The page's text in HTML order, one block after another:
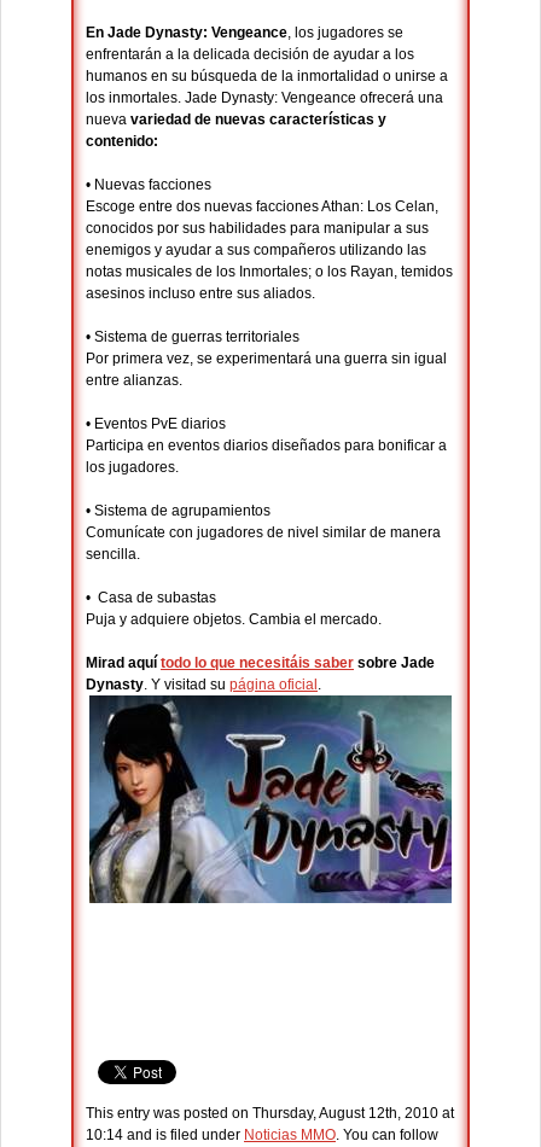
En Jade Dynasty: Vengeance, los jugadores se
enfrentarán a la delicada decisión de ayudar a los
humanos en su búsqueda de la inmortalidad o unirse a
los inmortales. Jade Dynasty: Vengeance ofrecerá una
nueva variedad de nuevas características y
contenido:
• Nuevas facciones
Escoge entre dos nuevas facciones Athan: Los Celan,
conocidos por sus habilidades para manipular a sus
enemigos y ayudar a sus compañeros utilizando las
notas musicales de los Inmortales; o los Rayan, temidos
asesinos incluso entre sus aliados.
• Sistema de guerras territoriales
Por primera vez, se experimentará una guerra sin igual
entre alianzas.
• Eventos PvE diarios
Participa en eventos diarios diseñados para bonificar a
los jugadores.
• Sistema de agrupamientos
Comunícate con jugadores de nivel similar de manera
sencilla.
• Casa de subastas
Puja y adquiere objetos. Cambia el mercado.
Mirad aquí todo lo que necesitáis saber sobre Jade
Dynasty. Y visitad su página oficial .
This entry was posted on Thursday, August 12th, 2010 at
10:14 and is filed under Noticias MMO. You can follow